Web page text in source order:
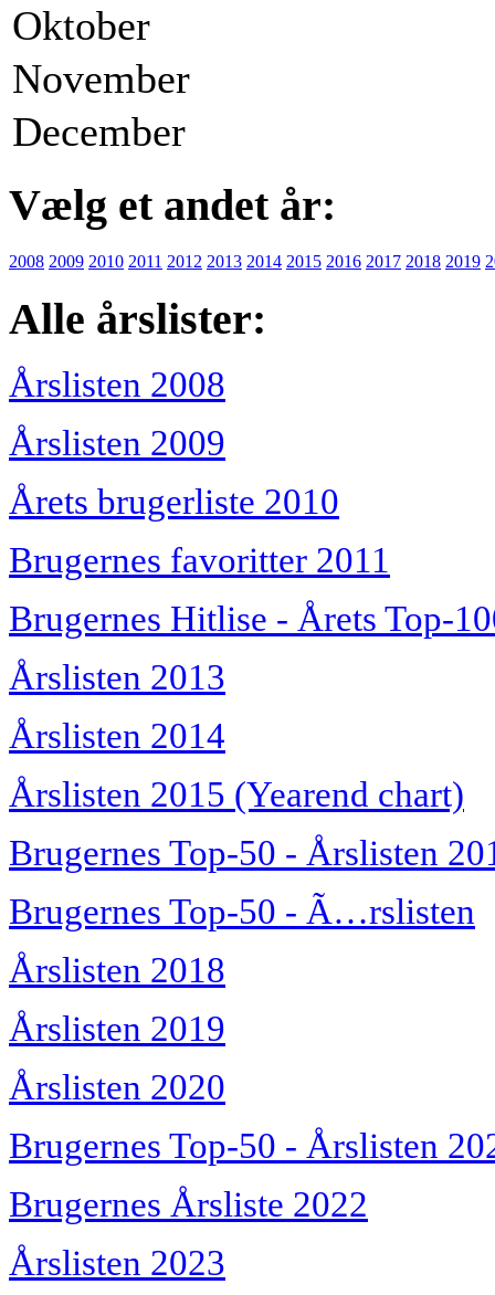
Oktober
November
December
Vælg et andet år:
2008 2009 2010 2011 2012 2013 2014 2015 2016 2017 2018 2019
Alle årslister:
Årslisten 2008
Årslisten 2009
Årets brugerliste 2010
Brugernes favoritter 2011
Brugernes Hitlise - Årets Top-
Årslisten 2013
Årslisten 2014
Årslisten 2015 (Yearend chart)
Brugernes Top-50 - Årslisten
Brugernes Top-50 - Ã…rslisten
Årslisten 2018
Årslisten 2019
Årslisten 2020
Brugernes Top-50 - Årslisten
Brugernes Årsliste 2022
Årslisten 2023